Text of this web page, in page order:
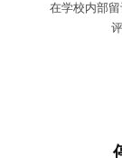
在学校内部
收到停学处分